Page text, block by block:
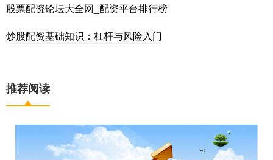
股票配资论坛大全网_配资平台排行榜
炒股配资基础知识：杠杆与风险入门
推荐阅读